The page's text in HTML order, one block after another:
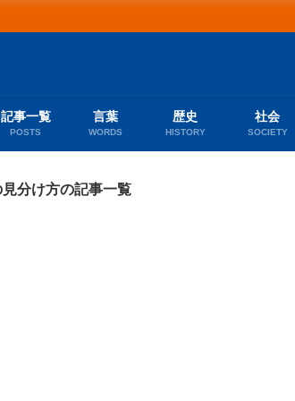
記事一覧
POSTS
言葉
WORDS
歴史
HISTORY
社会
SOCIETY
見分け方の記事一覧